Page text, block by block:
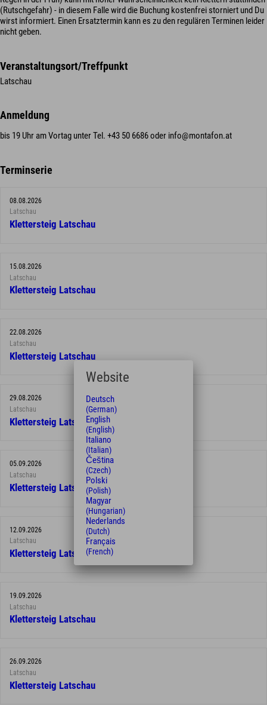
(Rutschgefahr) - in diesem Falle wird die Buchung kostenfrei storniert und Du
wirst informiert. Einen Ersatztermin kann es zu den regulären Terminen leider
nicht geben.
Veranstaltungsort/Treffpunkt
Latschau
Anmeldung
bis 19 Uhr am Vortag unter Tel. +43 50 6686 oder info@montafon.at
Terminserie
08.08.2026
Latschau
Klettersteig Latschau
15.08.2026
Latschau
Klettersteig Latschau
22.08.2026
Latschau
Klettersteig Latschau
29.08.2026
Latschau
Klettersteig Latschau
05.09.2026
Latschau
Klettersteig Latschau
12.09.2026
Latschau
Klettersteig Latschau
19.09.2026
Latschau
Klettersteig Latschau
26.09.2026
Latschau
Klettersteig Latschau
Website
Deutsch
(German)
English
(English)
Italiano
(Italian)
Čeština
(Czech)
Polski
(Polish)
Magyar
(Hungarian)
Nederlands
(Dutch)
Français
(French)